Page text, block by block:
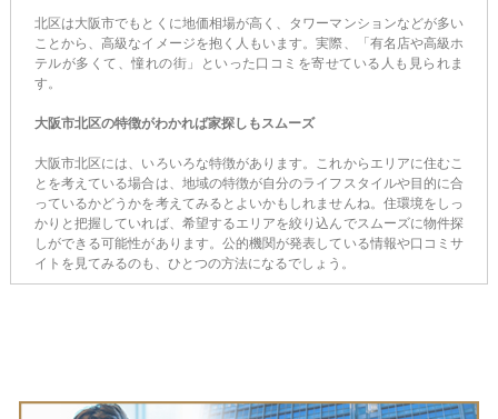
北区は大阪市でもとくに地価相場が高く、タワーマンションなどが多い
ことから、高級なイメージを抱く人もいます。実際、「有名店や高級ホ
テルが多くて、憧れの街」といった口コミを寄せている人も見られま
す。
大阪市北区の特徴がわかれば家探しもスムーズ
大阪市北区には、いろいろな特徴があります。これからエリアに住むこ
とを考えている場合は、地域の特徴が自分のライフスタイルや目的に合
っているかどうかを考えてみるとよいかもしれませんね。住環境をしっ
かりと把握していれば、希望するエリアを絞り込んでスムーズに物件探
しができる可能性があります。公的機関が発表している情報や口コミサ
イトを見てみるのも、ひとつの方法になるでしょう。